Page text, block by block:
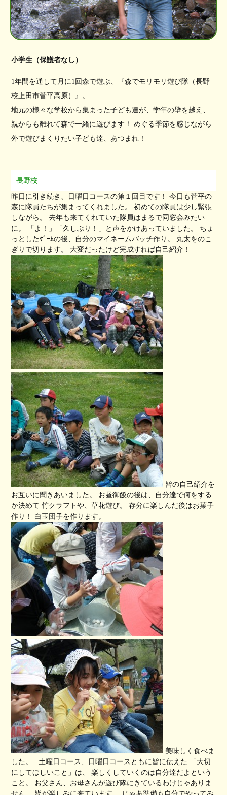
小学生（保護者なし）
1年間を通して月に1回森で遊ぶ、『森でモリモリ遊び隊（長野
校上田市菅平高原）』。
地元の様々な学校から集まった子ども達が、学年の壁を越え、
親からも離れて森で一緒に遊びます！ めぐる季節を感じながら
外で遊びまくりたい子ども達、あつまれ！
長野校
昨日に引き続き、日曜日コースの第１回目です！ 今日も菅平の
森に隊員たちが集まってくれました。 初めての隊員は少し緊張
しながら。 去年も来てくれていた隊員はまるで同窓会みたい
に。 「よ！」「久しぶり！」と声をかけあっていました。 ちょ
っとしたｹﾞｰﾑの後、自分のマイネームバッチ作り。 丸太をのこ
ぎりで切ります。 大変だったけど完成すれば自己紹介！
皆の自己紹介を
お互いに聞きあいました。 お昼御飯の後は、自分達で何をする
か決めて 竹クラフトや、草花遊び。 存分に楽しんだ後はお菓子
作り！ 白玉団子を作ります。
美味しく食べま
した。 土曜日コース、日曜日コースともに皆に伝えた 「大切
にしてほしいこと」は、 楽しくしていくのは自分達だよという
こと。 お父さん、お母さんが遊び隊にきているわけじゃありま